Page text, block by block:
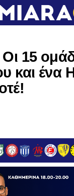
15
και ένα